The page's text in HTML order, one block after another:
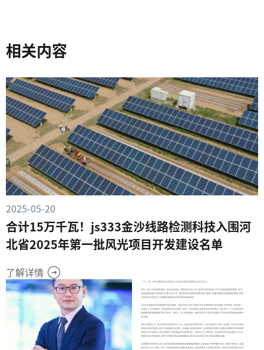
相关内容
2025-05-20
合计15万千瓦！js333金沙线路检测科技入围河
北省2025年第一批风光项目开发建设名单
了解详情